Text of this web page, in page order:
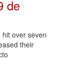
de
over seven
their